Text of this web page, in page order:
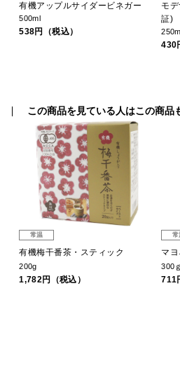
有機アップルサイダービネガー
500ml
538円（税込）
モ
証)
250ml
430
この商品を見ている人はこの商品
常温
有機梅干番茶・スティック
200g
1,782円（税込）
常
マ
300ｇ
711